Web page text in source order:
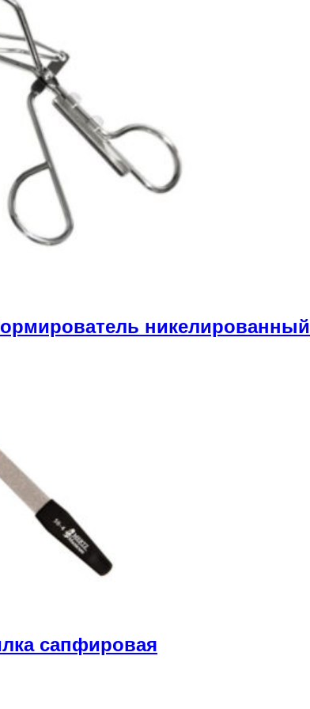
никелированный
сапфировая